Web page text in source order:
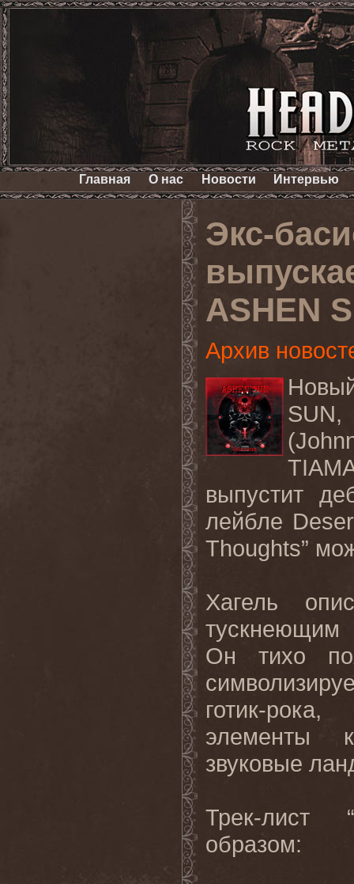
Главная О нас Новости Интервью
Экс-
ASHEN
Архив
выпустит
лейбле
Thoughts”
Хагель
Он тихо
готик-
элементы
звуковые
Трек-лист
образом: